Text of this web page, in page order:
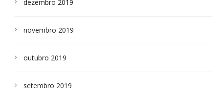
dezembro 2019
novembro 2019
outubro 2019
setembro 2019